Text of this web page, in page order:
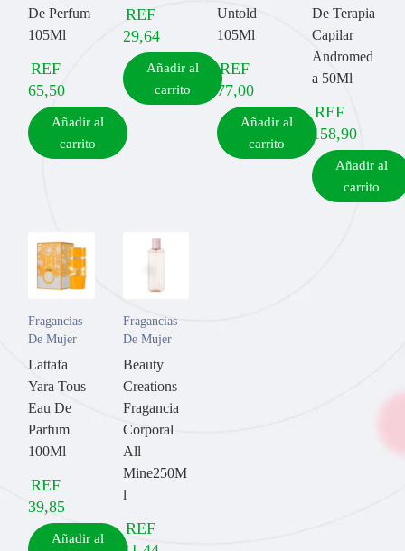
De Perfum
105Ml
REF
65,50
Añadir al
carrito
REF
29,64
Añadir al
carrito
Untold
105Ml
REF
77,00
Añadir al
carrito
De Terapia
Capilar
Andromed
a 50Ml
REF
158,90
Añadir al
carrito
Fragancias
De Mujer
Lattafa
Yara Tous
Eau De
Parfum
100Ml
REF
39,85
Añadir al
Fragancias
De Mujer
Beauty
Creations
Fragancia
Corporal
All
Mine250M
l
REF